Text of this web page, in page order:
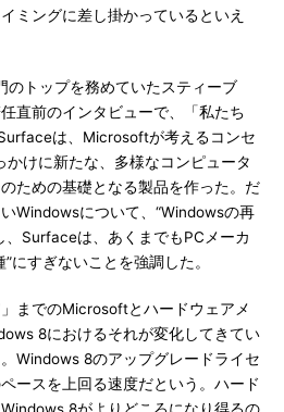
ミングに差し掛かっているといえ
トップを務めていたスティーブ
直前のインタビューで、「私たち
は、Microsoftが考えるコンセ
かけに新たな、多様なコンピュータ
ための基礎となる製品を作った。だ
Windowsについて、“Windowsの再
、Surfaceは、あくまでもPCメーカ
にすぎないことを強調した。
までのMicrosoftとハードウェアメ
8におけるそれが変化してきてい
Windows 8のアップグレードライセ
ースを上回る速度だという。ハード